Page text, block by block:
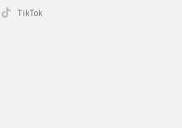
TikTok